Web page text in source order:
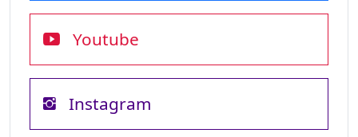
Youtube
Instagram